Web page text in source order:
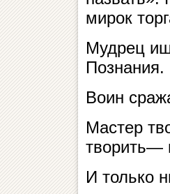
мирок
Мудрец
Познания.
Воин
Мастер
творить—
И только